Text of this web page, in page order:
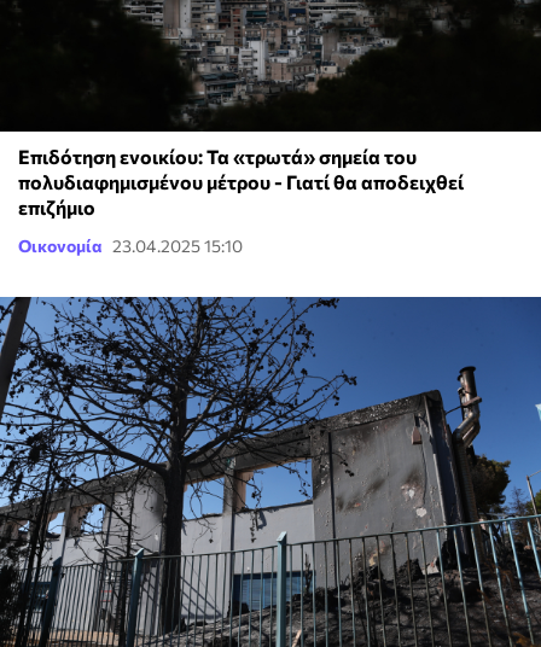
Επιδότηση ενοικίου: Τα «τρωτά» σημεία του
πολυδιαφημισμένου μέτρου - Γιατί θα αποδειχθεί
επιζήμιο
Οικονομία 23.04.2025 15:10